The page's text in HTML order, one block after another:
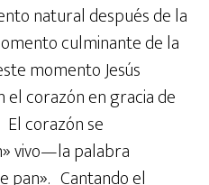
natural después de la
culminante de la
momento Jesús
corazón en gracia de
corazón se
vivo—la palabra
pan». Cantando el